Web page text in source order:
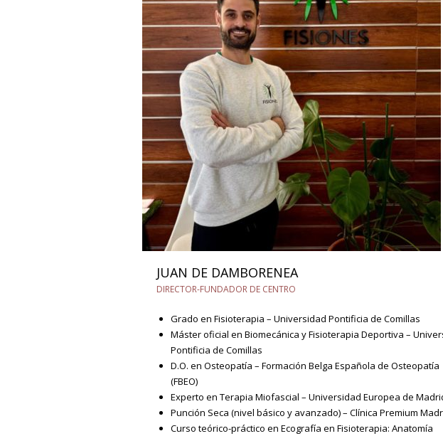
JUAN DE DAMBORENEA
DIRECTOR-FUNDADOR DE CENTRO
Grado en Fisioterapia – Universidad Pontificia de Comillas
Máster oficial en Biomecánica y Fisioterapia Deportiva –
Pontificia de Comillas
D.O. en Osteopatía – Formación Belga Española de Osteopatía
(FBEO)
Experto en Terapia Miofascial – Universidad Europea de
Punción Seca (nivel básico y avanzado) – Clínica Premium
Curso teórico-práctico en Ecografía en Fisioterapia: Anatomía